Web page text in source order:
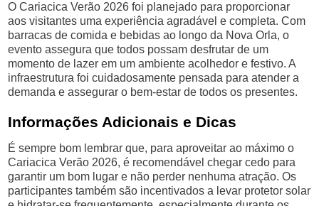
O Cariacica Verão 2026 foi planejado para proporcionar
aos visitantes uma experiência agradável e completa. Com
barracas de comida e bebidas ao longo da Nova Orla, o
evento assegura que todos possam desfrutar de um
momento de lazer em um ambiente acolhedor e festivo. A
infraestrutura foi cuidadosamente pensada para atender a
demanda e assegurar o bem-estar de todos os presentes.
Informações Adicionais e Dicas
É sempre bom lembrar que, para aproveitar ao máximo o
Cariacica Verão 2026, é recomendável chegar cedo para
garantir um bom lugar e não perder nenhuma atração. Os
participantes também são incentivados a levar protetor solar